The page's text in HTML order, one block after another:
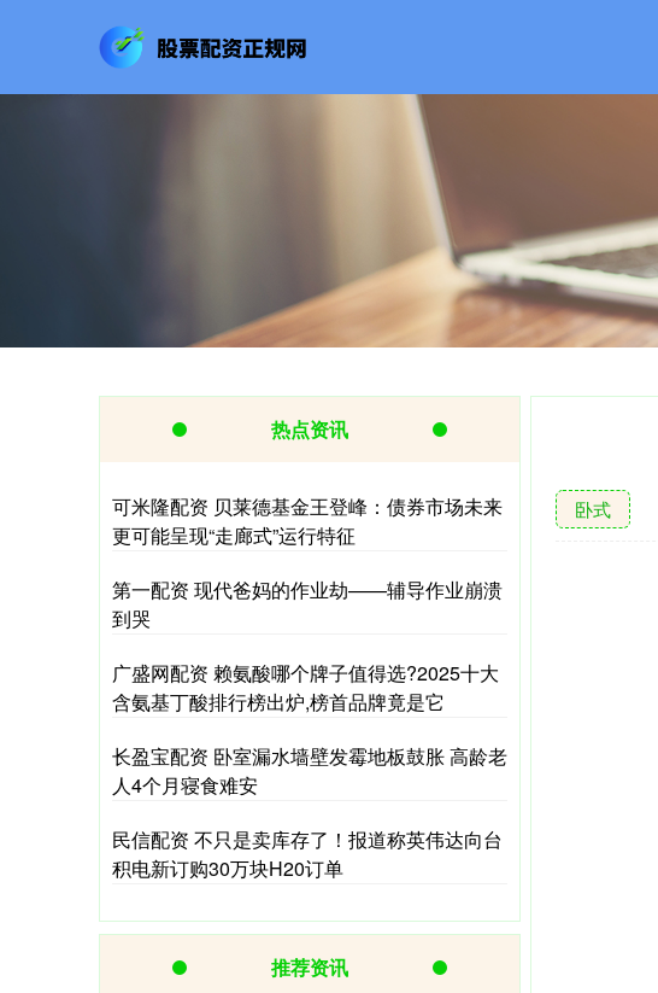
卧式
热点资讯
可米隆配资 贝莱德基金王登峰：债券市场未来
更可能呈现“走廊式”运行特征
第一配资 现代爸妈的作业劫——辅导作业崩溃
到哭
广盛网配资 赖氨酸哪个牌子值得选?2025十大
含氨基丁酸排行榜出炉,榜首品牌竟是它
长盈宝配资 卧室漏水墙壁发霉地板鼓胀 高龄老
人4个月寝食难安
民信配资 不只是卖库存了！报道称英伟达向台
积电新订购30万块H20订单
推荐资讯